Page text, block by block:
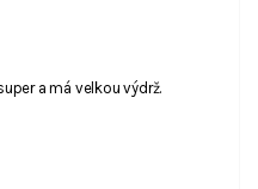
a má velkou výdrž.